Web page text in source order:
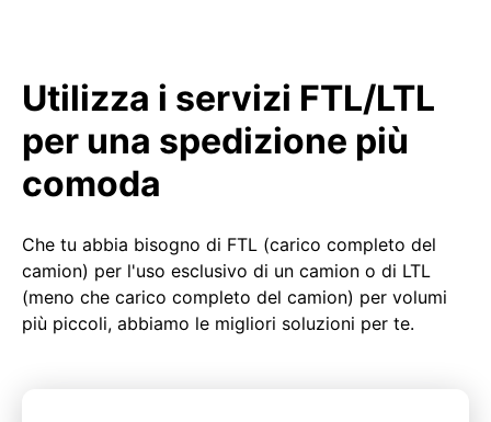
Utilizza i servizi FTL/LTL
per una spedizione più
comoda
Che tu abbia bisogno di FTL (carico completo del
camion) per l'uso esclusivo di un camion o di LTL
(meno che carico completo del camion) per volumi
più piccoli, abbiamo le migliori soluzioni per te.